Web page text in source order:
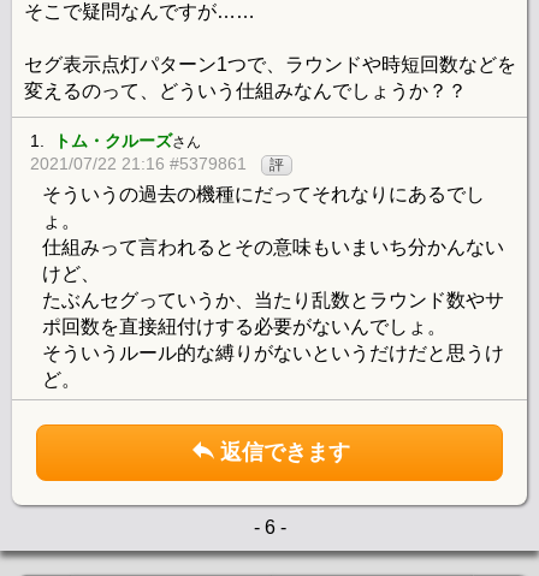
そこで疑問なんですが……
セグ表示点灯パターン1つで、ラウンドや時短回数などを
変えるのって、どういう仕組みなんでしょうか？？
1. トム・クルーズさん
2021/07/22 21:16 #5379861 評
そういうの過去の機種にだってそれなりにあるでし
ょ。
仕組みって言われるとその意味もいまいち分かんない
けど、
たぶんセグっていうか、当たり乱数とラウンド数やサ
ポ回数を直接紐付けする必要がないんでしょ。
そういうルール的な縛りがないというだけだと思うけ
ど。
返信できます
- 6 -